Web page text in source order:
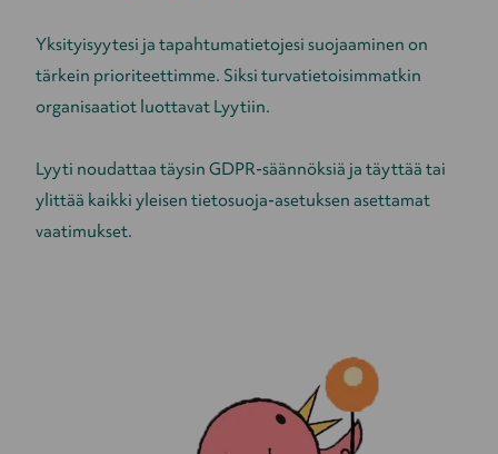
Yksityisyytesi ja tapahtumatietojesi suojaaminen on
tärkein prioriteettimme. Siksi turvatietoisimmatkin
organisaatiot luottavat Lyytiin.
Lyyti noudattaa täysin GDPR-säännöksiä ja täyttää tai
ylittää kaikki yleisen tietosuoja-asetuksen asettamat
vaatimukset.